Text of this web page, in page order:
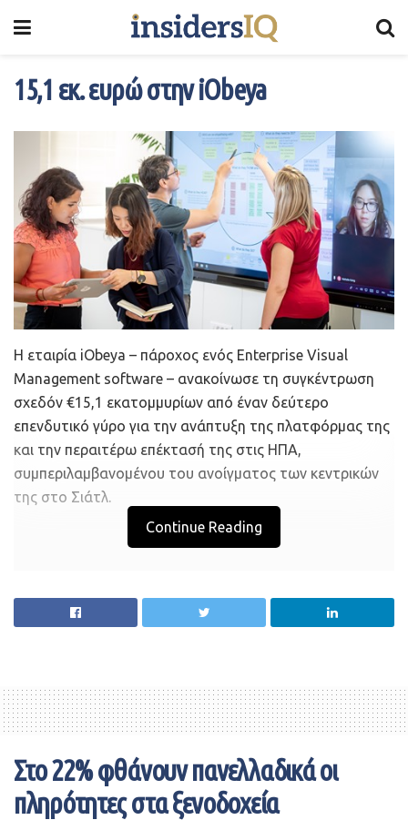
15,1 εκ. ευρώ στην iObeya
Η εταιρία iObeya – πάροχος ενός Enterprise Visual
Management software – ανακοίνωσε τη συγκέντρωση
σχεδόν €15,1 εκατομμυρίων από έναν δεύτερο
επενδυτικό γύρο για την ανάπτυξη της πλατφόρμας της
και την περαιτέρω επέκτασή της στις ΗΠΑ,
συμπεριλαμβανομένου του ανοίγματος των κεντρικών
της στο Σιάτλ.
Continue Reading
Στο 22% φθάνουν πανελλαδικά οι
πληρότητες στα ξενοδοχεία